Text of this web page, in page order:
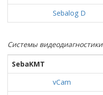
Sebalog D
Системы видеодиагностики
SebaKMT
vCam